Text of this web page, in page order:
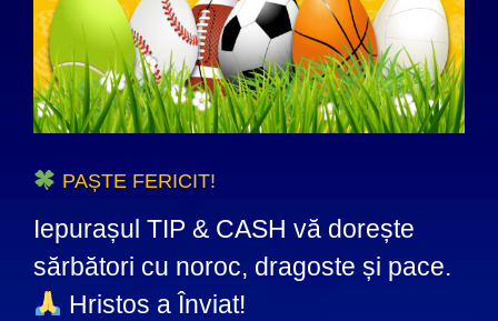
PAȘTE FERICIT!
Iepurașul TIP & CASH vă dorește
sărbători cu noroc, dragoste și pace.
Hristos a Înviat!